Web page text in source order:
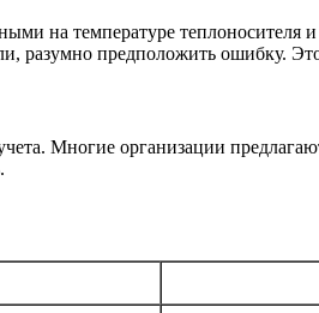
на температуре теплоносителя
разумно предположить ошибку.
Многие организации